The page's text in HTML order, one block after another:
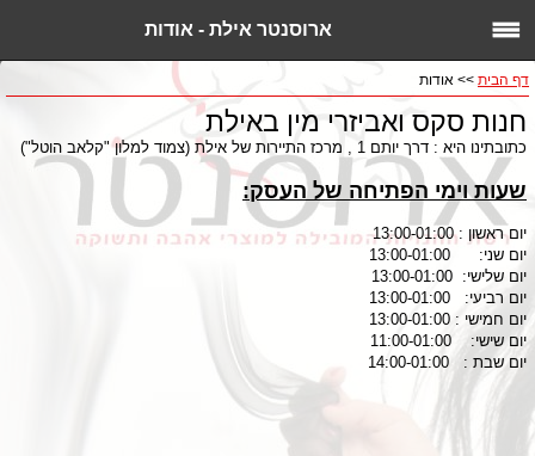
ארוסנטר אילת - אודות
דף הבית >> אודות
חנות סקס ואביזרי מין באילת
כתובתינו היא : דרך יותם 1 , מרכז התיירות של אילת (צמוד למלון "קלאב הוטל")
שעות וימי הפתיחה של העסק:
יום ראשון : 13:00-01:00
יום שני: 13:00-01:00
יום שלישי: 13:00-01:00
יום רביעי: 13:00-01:00
יום חמישי : 13:00-01:00
יום שישי: 11:00-01:00
יום שבת : 14:00-01:00